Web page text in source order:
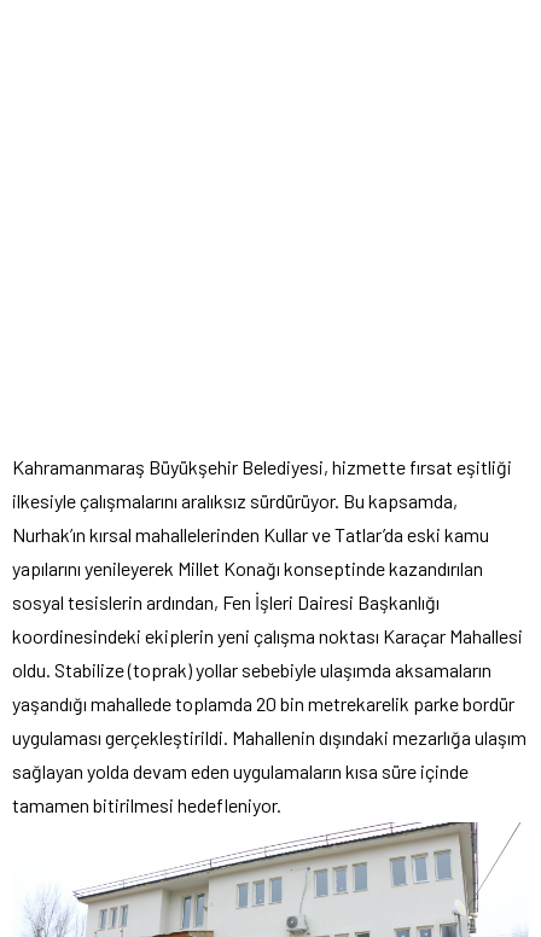
Kahramanmaraş Büyükşehir Belediyesi, hizmette fırsat eşitliği
ilkesiyle çalışmalarını aralıksız sürdürüyor. Bu kapsamda,
Nurhak’ın kırsal mahallelerinden Kullar ve Tatlar’da eski kamu
yapılarını yenileyerek Millet Konağı konseptinde kazandırılan
sosyal tesislerin ardından, Fen İşleri Dairesi Başkanlığı
koordinesindeki ekiplerin yeni çalışma noktası Karaçar Mahallesi
oldu. Stabilize (toprak) yollar sebebiyle ulaşımda aksamaların
yaşandığı mahallede toplamda 20 bin metrekarelik parke bordür
uygulaması gerçekleştirildi. Mahallenin dışındaki mezarlığa ulaşım
sağlayan yolda devam eden uygulamaların kısa süre içinde
tamamen bitirilmesi hedefleniyor.